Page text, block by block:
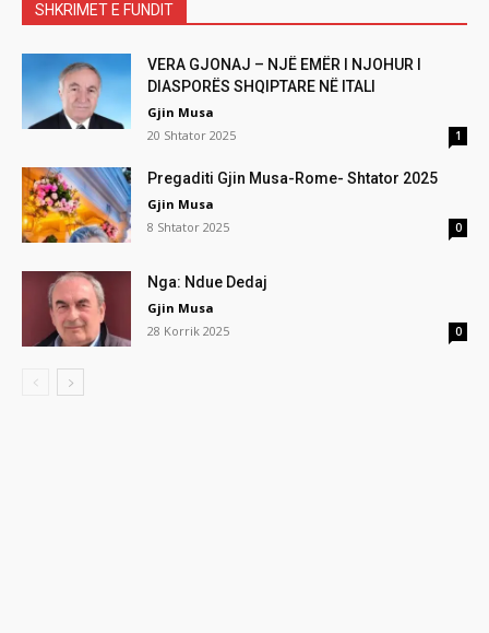
SHKRIMET E FUNDIT
VERA GJONAJ – NJË EMËR I NJOHUR I
DIASPORËS SHQIPTARE NË ITALI
Gjin Musa
20 Shtator 2025
1
Pregaditi Gjin Musa-Rome- Shtator 2025
Gjin Musa
8 Shtator 2025
0
Nga: Ndue Dedaj
Gjin Musa
28 Korrik 2025
0